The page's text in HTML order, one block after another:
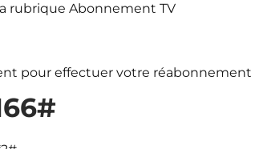
rubrique Abonnement TV
pour effectuer votre réabonnement